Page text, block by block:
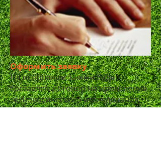
Оформить заявку
На основании заявки будет
составлен Договор на проведение
технологического исследования